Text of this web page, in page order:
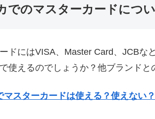
でのマスターカードにつ
ドにはVISA、Master Card、JCBな
使えるのでしょうか？他ブランド
マスターカードは使える？使えない